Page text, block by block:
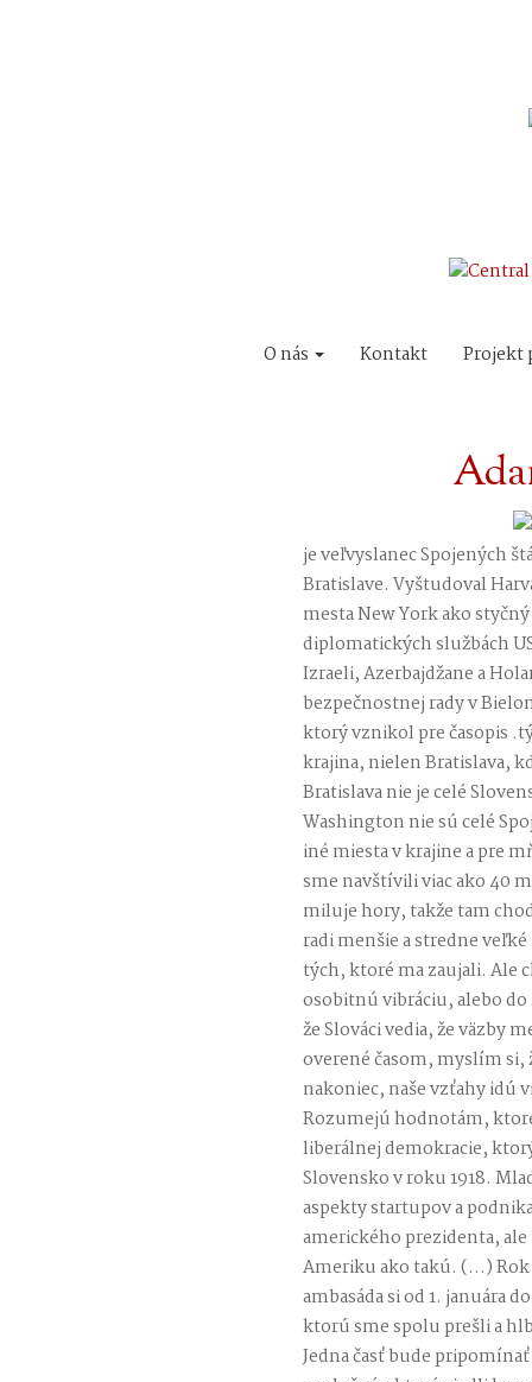
O nás Kontakt Projekt
je veľvyslanec Spojených
Bratislave. Vyštudoval
mesta New York ako
diplomatických službách
Izraeli, Azerbajdžane a
bezpečnostnej rady v
ktorý vznikol pre časopis
krajina, nielen Bratislava,
Bratislava nie je celé
Washington nie sú celé
iné miesta v krajine a pre
sme navštívili viac ako 40
miluje hory, takže tam
radi menšie a stredne
tých, ktoré ma zaujali. Ale
osobitnú vibráciu, alebo
že Slováci vedia, že väzby
overené časom, myslím si,
nakoniec, naše vzťahy idú
Rozumejú hodnotám,
liberálnej demokracie,
Slovensko v roku 1918.
aspekty startupov a
amerického prezidenta,
Ameriku ako takú. (…) Rok
ambasáda si od 1. januára
ktorú sme spolu prešli a
Jedna časť bude